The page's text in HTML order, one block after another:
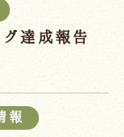
達成報告
報